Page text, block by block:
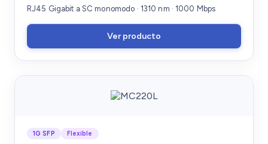
RJ45 Gigabit a SC monomodo · 1310 nm · 1000 Mbps
Ver producto
1G SFP Flexible